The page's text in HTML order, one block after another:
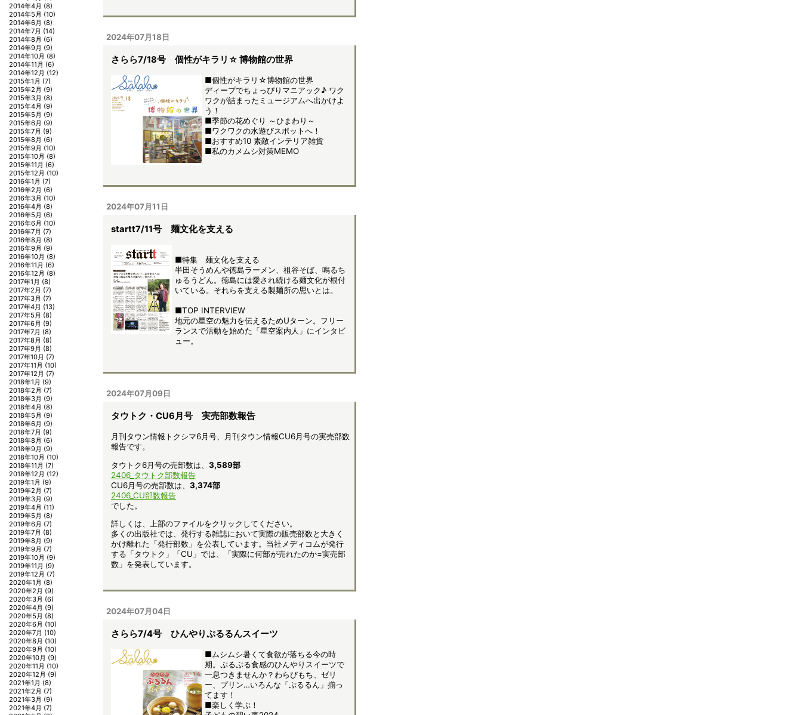
2024年07月18日
さらら7/18号 個性がキラリ☆ 博物館の世界
■個性がキラリ☆博物館の世界
ディープでちょっぴりマニアック♪ ワク
ワクが詰まったミュージアムへ出かけよ
う！
■季節の花めぐり ～ひまわり～
■ワクワクの水遊びスポットへ！
■おすすめ10 素敵インテリア雑貨
■私のカメムシ対策MEMO
2024年07月11日
startt7/11号 麺文化を支える
■特集 麺文化を支える
半田そうめんや徳島ラーメン、祖谷そば、鳴るち
ゅるうどん。徳島には愛され続ける麺文化が根付
いている。それらを支える製麺所の思いとは。
■TOP INTERVIEW
地元の星空の魅力を伝えるためUターン。フリー
ランスで活動を始めた「星空案内人」にインタビ
ュー。
2024年07月09日
タウトク・CU6月号 実売部数報告
月刊タウン情報トクシマ6月号、月刊タウン情報CU6月号の実売部数
報告です。
タウトク6月号の売部数は、 3,589部
2406_タウトク部数報告
CU6月号の売部数は、 3,374部
2406_CU部数報告
でした。
詳しくは、上部のファイルをクリックしてください。
多くの出版社では、発行する雑誌において実際の販売部数と大きく
かけ離れた「発行部数」を公表しています。当社メディコムが発行
する「タウトク」「CU」では、「実際に何部が売れたのか=実売部
数」を発表しています。
2024年07月04日
さらら7/4号 ひんやりぷるるんスイーツ
■ムシムシ暑くて食欲が落ちる今の時
期。ぷるぷる食感のひんやりスイーツで
一息つきませんか？わらびもち、ゼリ
ー、プリン…いろんな「ぷるるん」揃っ
てます！
■楽しく学ぶ！
2014年4月 (8)
2014年5月 (10)
2014年6月 (8)
2014年7月 (14)
2014年8月 (6)
2014年9月 (9)
2014年10月 (8)
2014年11月 (6)
2014年12月 (12)
2015年1月 (7)
2015年2月 (9)
2015年3月 (8)
2015年4月 (9)
2015年5月 (9)
2015年6月 (9)
2015年7月 (9)
2015年8月 (6)
2015年9月 (10)
2015年10月 (8)
2015年11月 (6)
2015年12月 (10)
2016年1月 (7)
2016年2月 (6)
2016年3月 (10)
2016年4月 (8)
2016年5月 (6)
2016年6月 (10)
2016年7月 (7)
2016年8月 (8)
2016年9月 (9)
2016年10月 (8)
2016年11月 (6)
2016年12月 (8)
2017年1月 (8)
2017年2月 (7)
2017年3月 (7)
2017年4月 (13)
2017年5月 (8)
2017年6月 (9)
2017年7月 (8)
2017年8月 (8)
2017年9月 (8)
2017年10月 (7)
2017年11月 (10)
2017年12月 (7)
2018年1月 (9)
2018年2月 (7)
2018年3月 (9)
2018年4月 (8)
2018年5月 (9)
2018年6月 (9)
2018年7月 (9)
2018年8月 (6)
2018年9月 (9)
2018年10月 (10)
2018年11月 (7)
2018年12月 (12)
2019年1月 (9)
2019年2月 (7)
2019年3月 (9)
2019年4月 (11)
2019年5月 (8)
2019年6月 (7)
2019年7月 (8)
2019年8月 (9)
2019年9月 (7)
2019年10月 (9)
2019年11月 (9)
2019年12月 (7)
2020年1月 (8)
2020年2月 (9)
2020年3月 (6)
2020年4月 (9)
2020年5月 (8)
2020年6月 (10)
2020年7月 (10)
2020年8月 (10)
2020年9月 (10)
2020年10月 (9)
2020年11月 (10)
2020年12月 (9)
2021年1月 (8)
2021年2月 (7)
2021年3月 (9)
2021年4月 (7)